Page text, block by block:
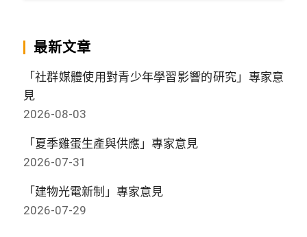
最新文章
「社群媒體使用對青少年學習影響的研究」專家意
見
2026-08-03
「夏季雞蛋生產與供應」專家意見
2026-07-31
「建物光電新制」專家意見
2026-07-29